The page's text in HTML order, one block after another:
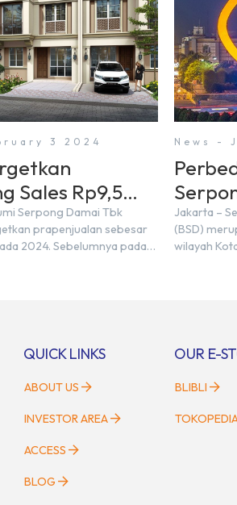
3 2024
Sales Rp9,5
2024
Serpong Damai Tbk
prapenjualan sebesar
2024. Sebelumnya pada
dapat memengaruhi
untuk membeli
di sektor […]
News -
Jakarta –
(BSD)
wilayah
merupakan
QUICK LINKS
ABOUT US
INVESTOR AREA
ACCESS
BLOG
OUR E-
BLIBLI